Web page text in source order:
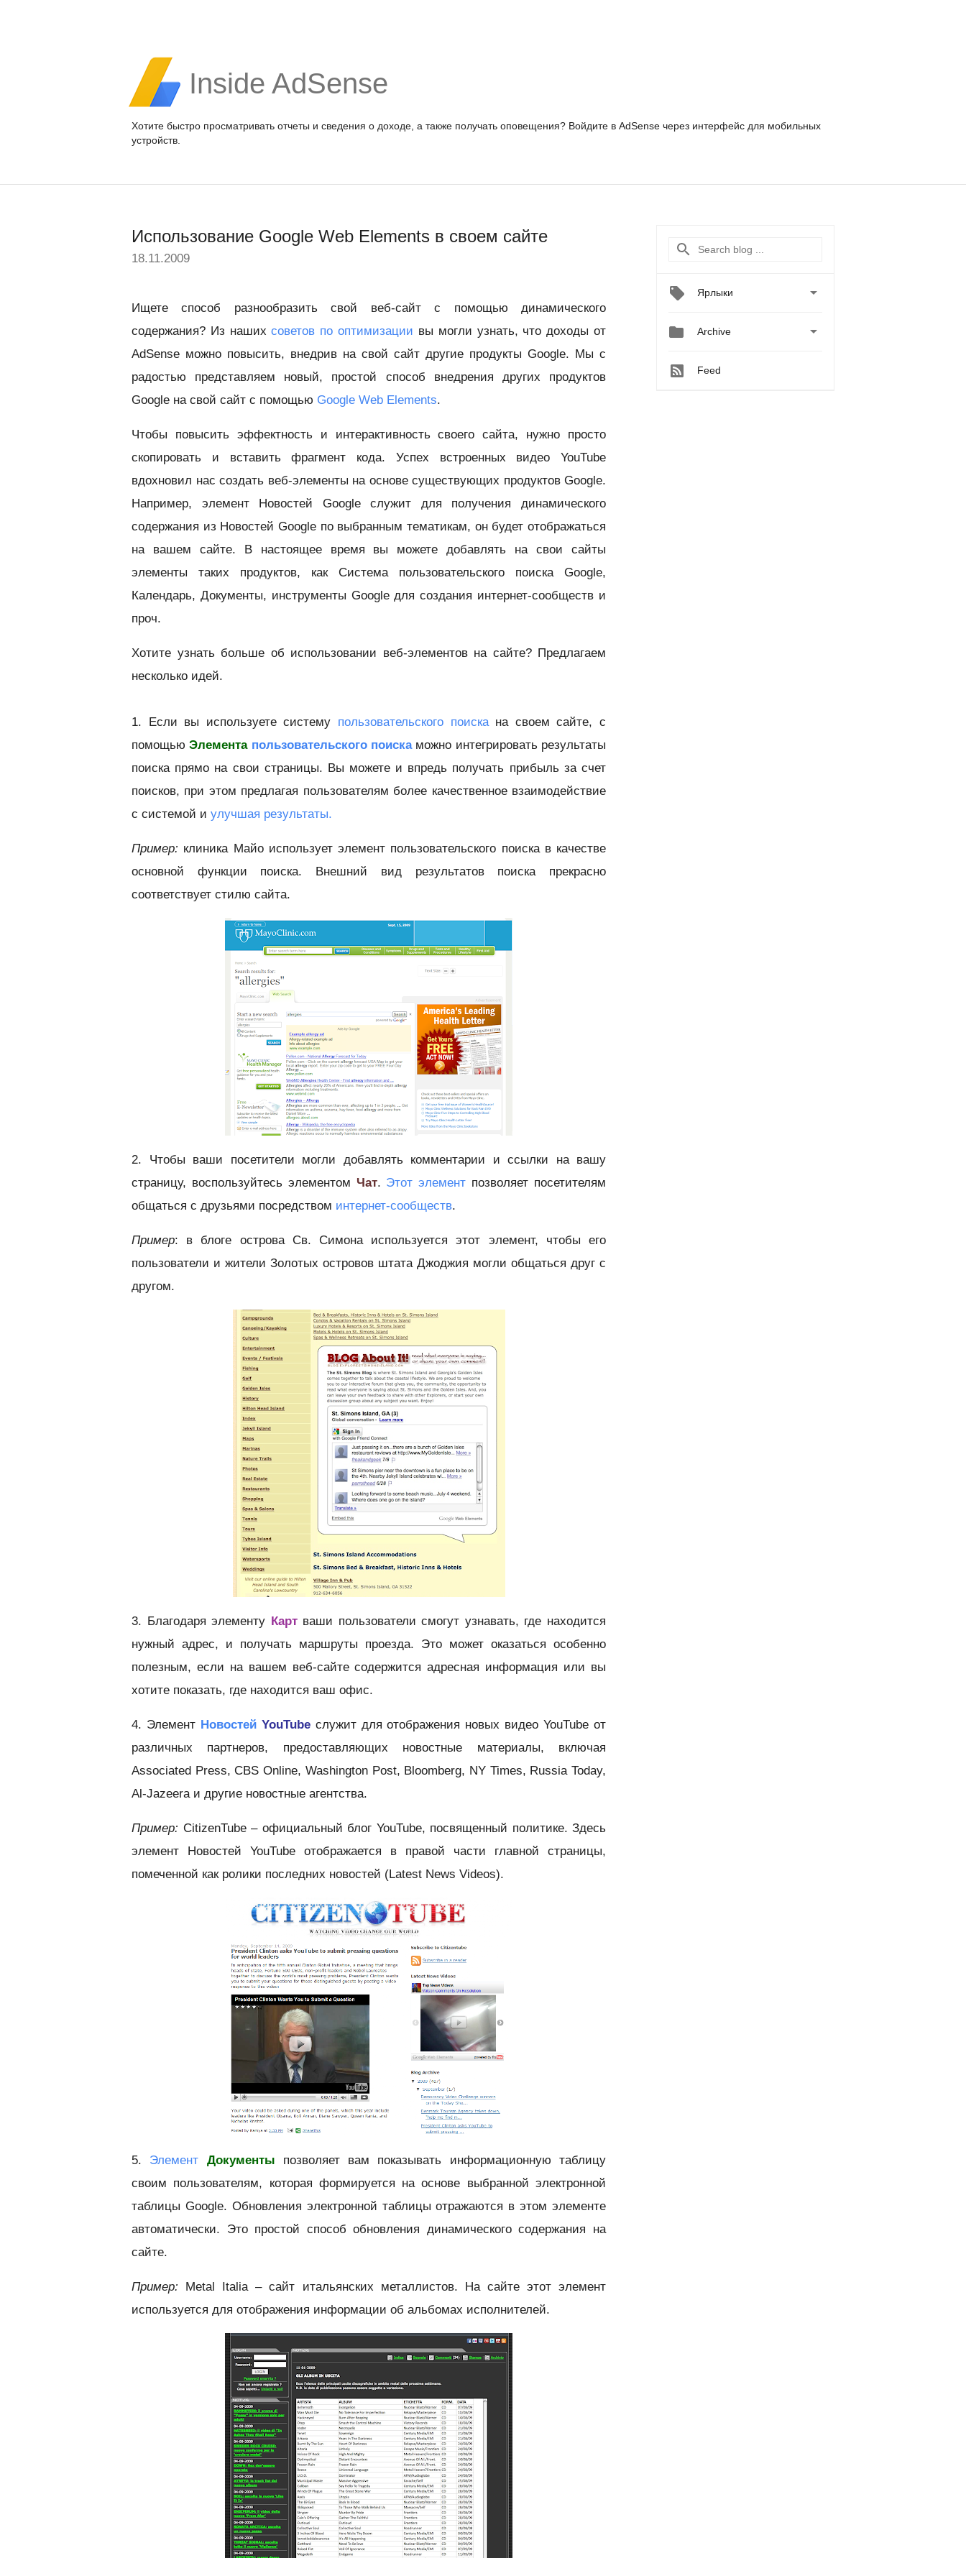
Inside AdSense
Хотите быстро просматривать отчеты и сведения о доходе, а также получать оповещения? Войдите в AdSense через интерфейс для мобильных
устройств.
Использование Google Web Elements в своем сайте
18.11.2009
Ищете способ разнообразить свой веб-сайт с помощью динамического
содержания? Из нашихсоветов по оптимизации вы могли узнать, что доходы от
AdSense можно повысить, внедрив на свой сайт другие продукты Google. Мы с
радостью представляем новый, простой способ внедрения других продуктов
Google на свой сайт с помощью Google Web Elements.
Чтобы повысить эффектность и интерактивность своего сайта, нужно просто
скопировать и вставить фрагмент кода. Успех встроенных видео YouTube
вдохновил нас создать веб-элементы на основе существующих продуктов Google.
Например, элемент Новостей Google служит для получения динамического
содержания из Новостей Google по выбранным тематикам, он будет отображаться
на вашем сайте. В настоящее время вы можете добавлять на свои сайты
элементы таких продуктов, как Система пользовательского поиска Google,
Календарь, Документы, инструменты Google для создания интернет-сообществ и
проч.
Хотите узнать больше об использовании веб-элементов на сайте? Предлагаем
несколько идей.
1. Если вы используете систему пользовательского поискана своем сайте, с
помощьюЭлемента пользовательского поискаможно интегрировать результаты
поиска прямо на свои страницы. Вы можете и впредь получать прибыль за счет
поисков, при этом предлагая пользователям более качественное взаимодействие
с системой и улучшая результаты.
Пример: клиника Майо использует элемент пользовательского поиска в качестве
основной функции поиска. Внешний вид результатов поиска прекрасно
соответствует стилю сайта.
2. Чтобы ваши посетители могли добавлять комментарии и ссылки на вашу
страницу, воспользуйтесь элементом Чат. Этот элемент позволяет посетителям
общаться с друзьями посредством интернет-сообществ.
Пример: в блоге острова Св. Симона используется этот элемент, чтобы его
пользователи и жители Золотых островов штата Джоджия могли общаться друг с
другом.
3. Благодаря элементу Картваши пользователи смогут узнавать, где находится
нужный адрес, и получать маршруты проезда. Это может оказаться особенно
полезным, если на вашем веб-сайте содержится адресная информация или вы
хотите показать, где находится ваш офис.
4. Элемент НовостейYouTube служит для отображения новых видео YouTube от
различных партнеров, предоставляющих новостные материалы, включая
Associated Press, CBS Online, Washington Post, Bloomberg, NY Times, Russia Today,
Al-Jazeera и другие новостные агентства.
Пример: CitizenTube – официальный блог YouTube, посвященный политике. Здесь
элемент Новостей YouTube отображается в правой части главной страницы,
помеченной как ролики последних новостей (Latest News Videos).
5. Элемент Документы позволяет вам показывать информационную таблицу
своим пользователям, которая формируется на основе выбранной электронной
таблицы Google. Обновления электронной таблицы отражаются в этом элементе
автоматически. Это простой способ обновления динамического содержания на
сайте.
Пример: Metal Italia – сайт итальянских металлистов. На сайте этот элемент
используется для отображения информации об альбомах исполнителей.
Ярлыки 
 Archive 
Feed